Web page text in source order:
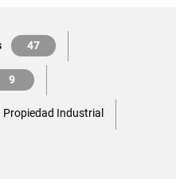
47
9
Propiedad Industrial